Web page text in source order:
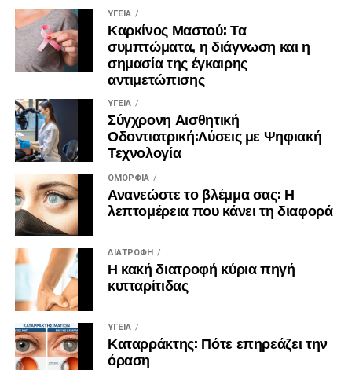
ΥΓΕΊΑ
Καρκίνος Μαστού: Τα
συμπτώματα, η διάγνωση και η
σημασία της έγκαιρης
αντιμετώπισης
ΥΓΕΊΑ
Σύγχρονη Αισθητική
Οδοντιατρική:Λύσεις με Ψηφιακή
Τεχνολογία
ΟΜΟΡΦΙΆ
Ανανεώστε το βλέμμα σας: Η
λεπτομέρεια που κάνει τη διαφορά
ΔΙΑΤΡΟΦΉ
Η κακή διατροφή κύρια πηγή
κυτταρίτιδας
ΥΓΕΊΑ
Καταρράκτης: Πότε επηρεάζει την
όραση